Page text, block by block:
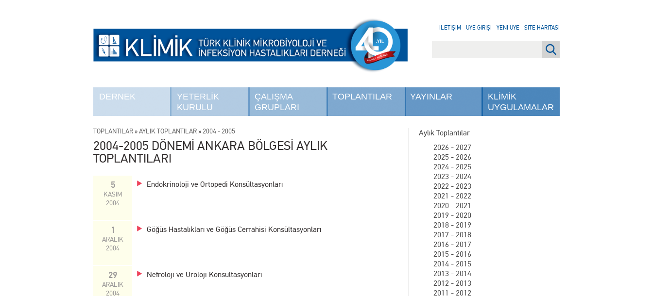
DERNEK
YETERLİK
KURULU
ÇALIŞMA
GRUPLARI
TOPLANTILAR YAYINLAR
KLİMİK
UYGULAMALAR
İLETİŞİM ÜYE GİRİŞİ YENİ ÜYE SİTE HARİTASI
Aylık Toplantılar
2026 - 2027
2025 - 2026
2024 - 2025
2023 - 2024
2022 - 2023
2021 - 2022
2020 - 2021
2019 - 2020
2018 - 2019
2017 - 2018
2016 - 2017
2015 - 2016
2014 - 2015
2013 - 2014
2012 - 2013
2011 - 2012
TOPLANTILAR »AYLIK TOPLANTILAR »2004 - 2005
2004-2005 DÖNEMİ ANKARA BÖLGESİ AYLIK
TOPLANTILARI
5
KASIM
2004
Endokrinoloji ve Ortopedi Konsültasyonları
1
ARALIK
2004
Göğüs Hastalıkları ve Göğüs Cerrahisi Konsültasyonları
29
ARALIK
2004
Nefroloji ve Üroloji Konsültasyonları